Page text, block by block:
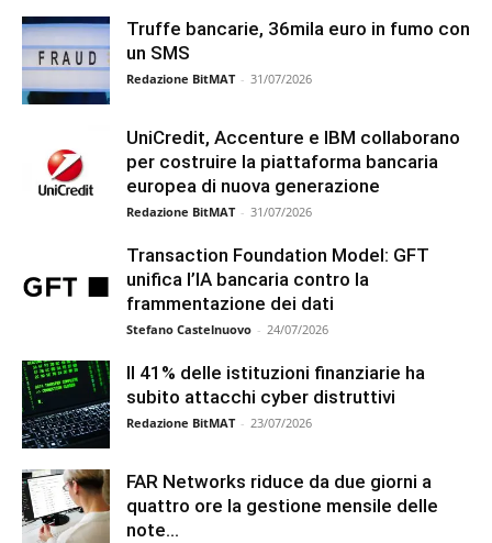
Truffe bancarie, 36mila euro in fumo con
un SMS
Redazione BitMAT - 31/07/2026
UniCredit, Accenture e IBM collaborano
per costruire la piattaforma bancaria
europea di nuova generazione
Redazione BitMAT - 31/07/2026
Transaction Foundation Model: GFT
unifica l’IA bancaria contro la
frammentazione dei dati
Stefano Castelnuovo - 24/07/2026
Il 41% delle istituzioni finanziarie ha
subito attacchi cyber distruttivi
Redazione BitMAT - 23/07/2026
FAR Networks riduce da due giorni a
quattro ore la gestione mensile delle
note...